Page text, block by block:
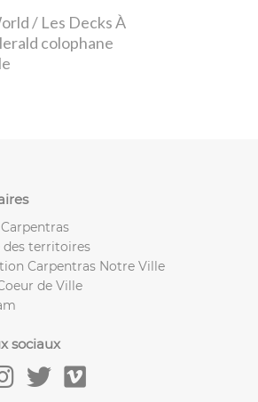
/ Les Decks À
colophane
des territoires
Carpentras Notre Ville
de Ville
sociaux